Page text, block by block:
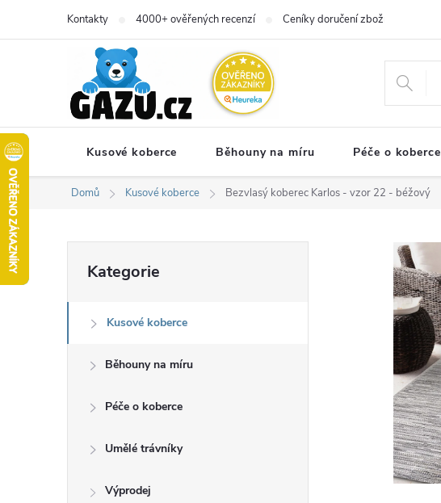
Kontakty 4000+ ověřených recenzí Ceníky doručení zboží
Kusové koberce Běhouny na míru Péče o koberce
Domů Kusové koberce Bezvlasý koberec Karlos - vzor 22 - béžový
o
s
kategorie
Kategorie
Kusové koberce
Běhouny na míru
Péče o koberce
Umělé trávníky
Výprodej